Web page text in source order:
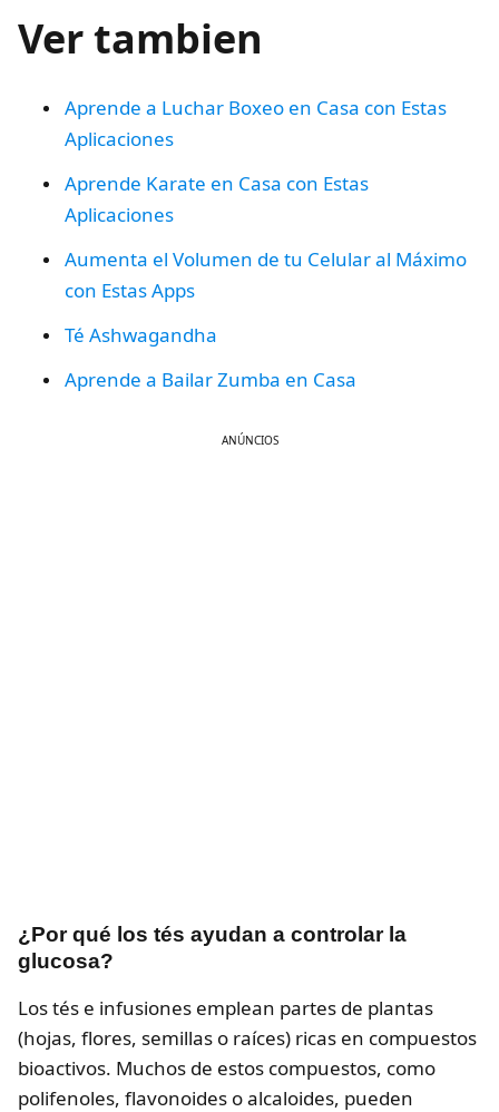
Ver tambien
Aprende a Luchar Boxeo en Casa con Estas
Aplicaciones
Aprende Karate en Casa con Estas
Aplicaciones
Aumenta el Volumen de tu Celular al Máximo
con Estas Apps
Té Ashwagandha
Aprende a Bailar Zumba en Casa
ANÚNCIOS
¿Por qué los tés ayudan a controlar la
glucosa?
Los tés e infusiones emplean partes de plantas
(hojas, flores, semillas o raíces) ricas en compuestos
bioactivos. Muchos de estos compuestos, como
polifenoles, flavonoides o alcaloides, pueden